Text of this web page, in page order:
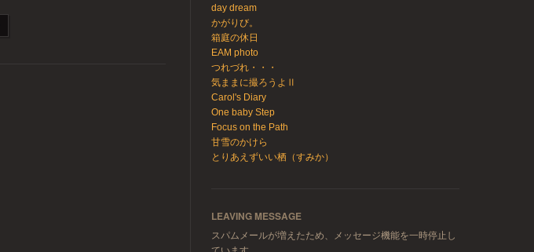
day dream
かがりび。
箱庭の休日
EAM photo
つれづれ・・・
気ままに撮ろうよⅡ
Carol's Diary
One baby Step
Focus on the Path
甘雪のかけら
とりあえずいい栖（すみか）
LEAVING MESSAGE
スパムメールが増えたため、メッセージ機能を一時停止し